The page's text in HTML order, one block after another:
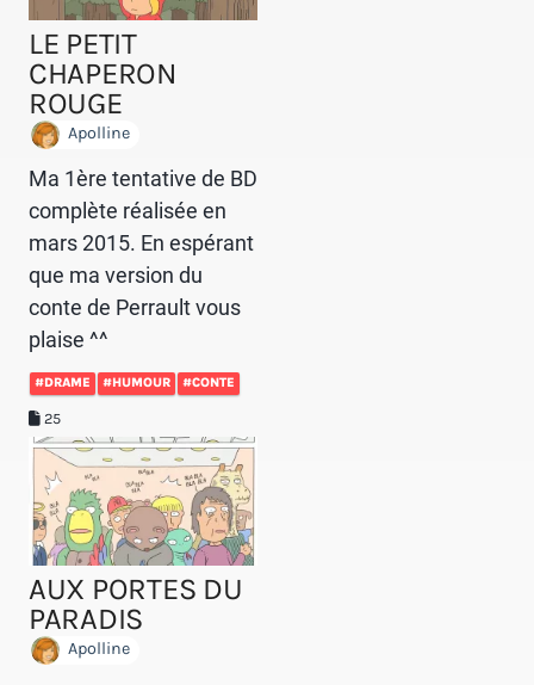
LE PETIT
CHAPERON
ROUGE
Apolline
Ma 1ère tentative de BD
complète réalisée en
mars 2015. En espérant
que ma version du
conte de Perrault vous
plaise ^^
#DRAME #HUMOUR #CONTE
25
AUX PORTES DU
PARADIS
Apolline